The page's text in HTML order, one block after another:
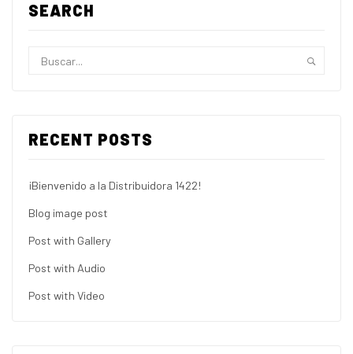
SEARCH
RECENT POSTS
¡Bienvenido a la Distribuidora 1422!
Blog image post
Post with Gallery
Post with Audio
Post with Video